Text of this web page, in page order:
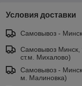
Условия доставки
Самовывоз -
Самовывоз Минск,
ст.м. Михалово)
Самовывоз -
м. Малиновка)